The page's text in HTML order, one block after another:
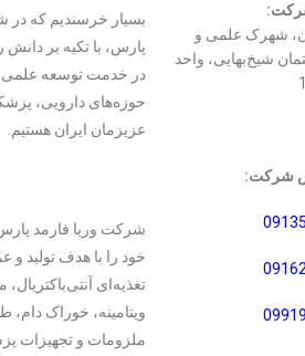
شهرک علمی و
شیخ‌بهایی، واحد
شرکت:
بسیار خرسندیم که در
پارس، با تکیه بر
در خدمت توسعه علمی و
حوزه‌های دارویی،
عزیزمان ایران هستیم.
خود را با هدف تولید
تغذیه‌ای
ویتامینه، خوراک دام،
ملزومات و تجهیزات